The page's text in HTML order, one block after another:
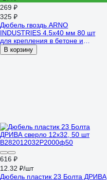
269 ₽
325 ₽
Дюбель гвоздь ARNO
INDUSTRIES 4.5х40 мм 80 шт
для крепления в бетоне и
кирпиче AG0004504032507
В корзину
616 ₽
12.32 ₽/шт
Дюбель пластик 23 Болта ДРИВА